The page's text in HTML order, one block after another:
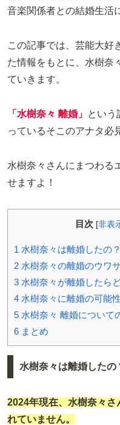
音楽関係者との結婚生活
この記事では、芸能大好
た情報をもとに、水樹奈
ていきます。
「水樹奈々 離婚」 という
っているそこのアナタ必
水樹奈々さんにまつわる
せますよ！
目次 [非表
1 水樹奈々は離婚したの？
2 水樹奈々の離婚のウワ
3 水樹奈々が離婚したら
4 水樹奈々に離婚の可能
5 水樹奈々 離婚について
6 まとめ
水樹奈々は離婚したの
2024年現在、水樹奈々さ
れていません。